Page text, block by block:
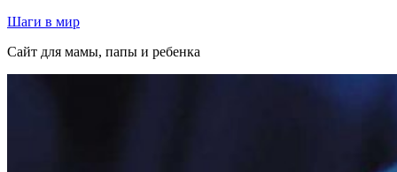
Перейти
содержимому
Шаги в мир
Сайт для мамы, папы и ребенка